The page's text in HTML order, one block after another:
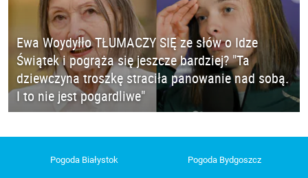
Ewa Woydyłło TŁUMACZY SIĘ ze słów o Idze
Świątek i pogrąża się jeszcze bardziej? "Ta
dziewczyna troszkę straciła panowanie nad sobą.
I to nie jest pogardliwe"
Pogoda Białystok Pogoda Bydgoszcz